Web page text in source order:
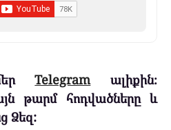
Telegramալիքին։
թարմ հոդվածները և
Ձեզ: